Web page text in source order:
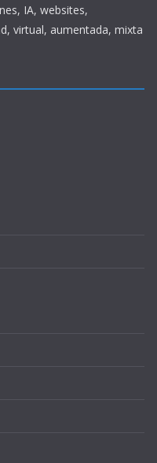
IA, websites,
virtual, aumentada, mixta